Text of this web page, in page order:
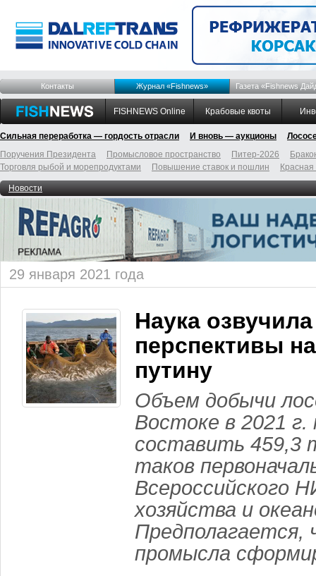
Контакты Журнал «Fishnews» Газета «Fishnews
FISHNEWS Online Крабовые квоты
Сильная переработка — гордость отрасли И вновь — аукционы
Поручения Президента
Промысловое пространство Питер-2026
Торговля рыбой и морепродуктами
Повышение ставок и пошлин
Новости
29 января 2021 года
Наука озвучила
перспективы
путину
Объем добычи
Востоке в 2021
составить 459,3
таков
Всероссийского
хозяйства и
Предполагается,
промысла